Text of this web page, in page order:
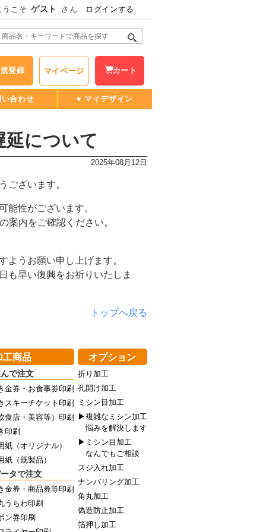
うこそ ゲスト さん ログインする
登録 マイページ カート
い合わせ ♥ マイデザイン
延について
2025年08月12日
ございます。
能性がございます。
案内をご確認ください。
ようお願い申し上げます。
も早い復興をお祈りいたしま
トップへ戻る
工商品
で注文
金券・お食事券印刷
スキーチケット印刷
食店・美容等）印刷
印刷
紙（オリジナル）
紙（既製品）
タで注文
金券・商品券等印刷
うちわ印刷
ン券印刷
オプション
折り加工
孔開け加工
ミシン目加工
▶複雑なミシン加工
悩みを解決します
▶ミシン目加工
なんでもご相談
スジ入れ加工
ナンバリング加工
角丸加工
偽造防止加工
箔押し加工